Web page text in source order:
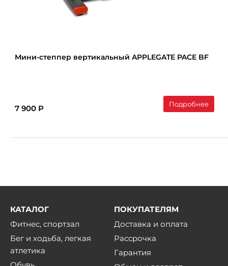
Мини-степпер вертикальный APPLEGATE PACE BF
7 900 Р Подробнее
КАТАЛОГ
Фитнес, спортзал
Бег и ходьба, легкая
атлетика
ПОКУПАТЕЛЯМ
Доставка и оплата
Рассрочка
Гарантия